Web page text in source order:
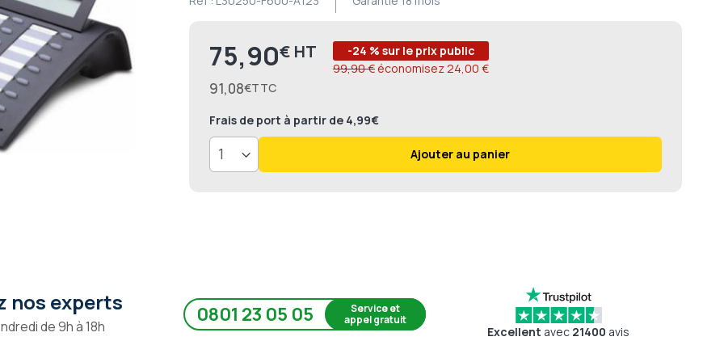
Prix
75,90€
91,08€
-24 % sur le prix public
99,90 € économisez24,00 €
Frais de port à partir de 4,99€
Ajouter au panier
nos experts
de 9h à 18h 0801 23 05 05
Service et
appel gratuit
Excellent avec 21400 avis